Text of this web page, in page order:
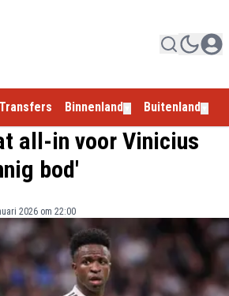
Transfers Binnenland Buitenland
all-in voor Vinicius
bod'
2026 om 22:00